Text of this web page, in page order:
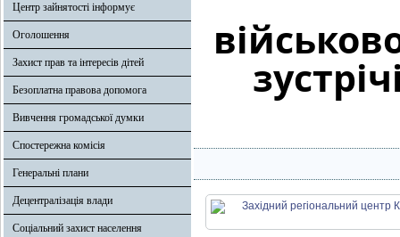
Центр зайнятості інформує
Оголошення
Захист прав та інтересів дітей
Безоплатна правова допомога
Вивчення громадської думки
Спостережна комісія
Генеральні плани
Децентралізація влади
Соціальний захист населення